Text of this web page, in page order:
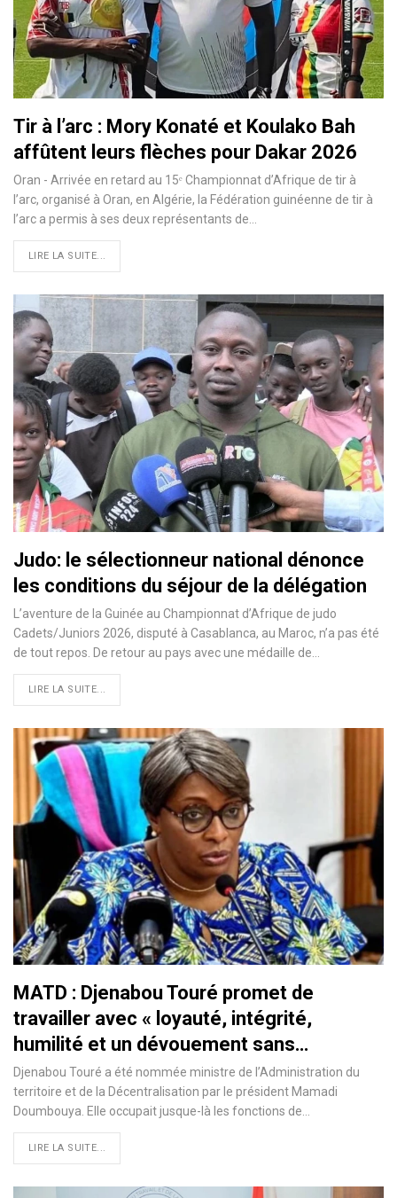
Tir à l’arc : Mory Konaté et Koulako Bah
affûtent leurs flèches pour Dakar 2026
Oran - Arrivée en retard au 15ᵉ Championnat d’Afrique de tir à
l’arc, organisé à Oran, en Algérie, la Fédération guinéenne de tir à
l’arc a permis à ses deux représentants de…
LIRE LA SUITE...
Judo: le sélectionneur national dénonce
les conditions du séjour de la délégation
L’aventure de la Guinée au Championnat d’Afrique de judo
Cadets/Juniors 2026, disputé à Casablanca, au Maroc, n’a pas été
de tout repos. De retour au pays avec une médaille de…
LIRE LA SUITE...
MATD : Djenabou Touré promet de
travailler avec « loyauté, intégrité,
humilité et un dévouement sans…
Djenabou Touré a été nommée ministre de l’Administration du
territoire et de la Décentralisation par le président Mamadi
Doumbouya. Elle occupait jusque-là les fonctions de…
LIRE LA SUITE...